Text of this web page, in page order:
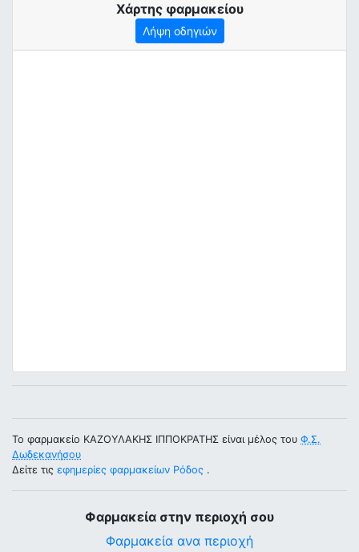
Χάρτης φαρμακείου
Λήψη οδηγιών
Το φαρμακείο ΚΑΖΟΥΛΑΚΗΣ ΙΠΠΟΚΡΑΤΗΣ είναι μέλος του Φ.Σ.
Δωδεκανήσου
Δείτε τις εφημερίες φαρμακείων Ρόδος .
Φαρμακεία στην περιοχή σου
Φαρμακεία ανα περιοχή